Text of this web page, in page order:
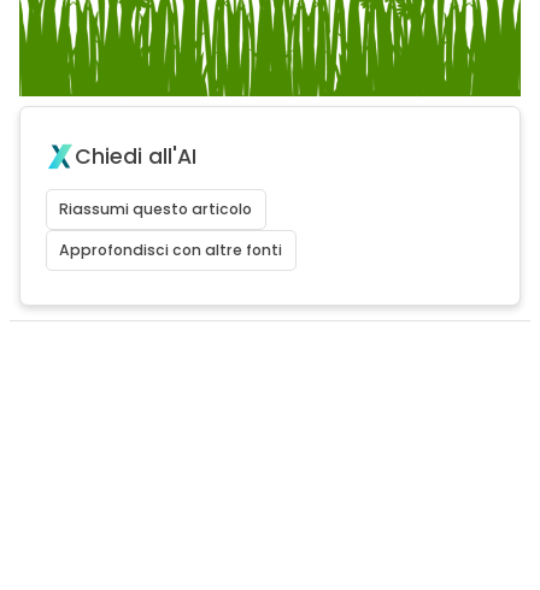
Chiedi all'AI
Riassumi questo articolo
Approfondisci con altre fonti